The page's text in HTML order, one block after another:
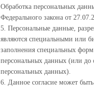
Обработка персональных
Федерального закона от
5. Персональные данные,
являются специальными или
заполнения специальных
персональных данных (или до
персональных данных).
6. Данное согласие может